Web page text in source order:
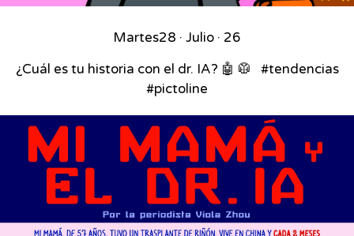
Martes28 · Julio · 26
¿Cuál es tu historia con el dr. IA? 🤖 🥼 ⁣ ⁣ #tendencias
#pictoline